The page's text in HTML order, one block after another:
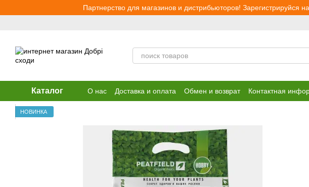
Перейти к основному контентуПартнерство для магазинов и дистрибьюторов!
Каталог О нас Доставка и оплата Обмен и возврат Контактная
НОВИНКА